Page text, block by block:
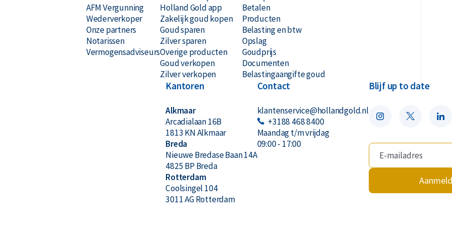
AFM Vergunning
Wederverkoper
Onze partners
Notarissen
Vermogensadviseurs
Holland Gold app
Zakelijk goud kopen
Goud sparen
Zilver sparen
Overige producten
Goud verkopen
Zilver verkopen
Betalen
Producten
Belasting en btw
Opslag
Goudprijs
Documenten
Belastingaangifte goud
Kantoren
Alkmaar
Arcadialaan 16B
1813 KN Alkmaar
Breda
Nieuwe Bredase Baan 14A
4825 BP Breda
Rotterdam
Coolsingel 104
3011 AG Rotterdam
Contact
klantenservice@hollandgold.nl
+3188 468 8400
Maandag t/m vrijdag
09:00 - 17:00
Blijf up to date